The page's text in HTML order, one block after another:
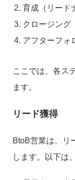
育成（リード
クロージング
アフターフォ
ここでは、各ス
ます。
リード獲得
BtoB営業は、リ
します。以下は